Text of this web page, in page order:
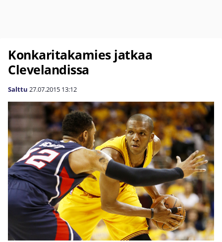
Konkaritakamies jatkaa
Clevelandissa
Salttu 27.07.2015 13:12